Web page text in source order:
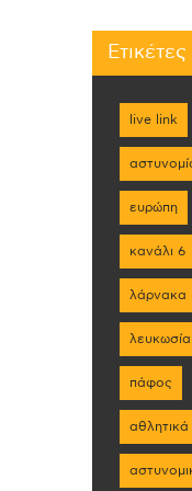
Ετικέτες
live link
ευρώπη
κανάλι 6
λάρνακα
λευκωσία
πάφος
αθλητικά